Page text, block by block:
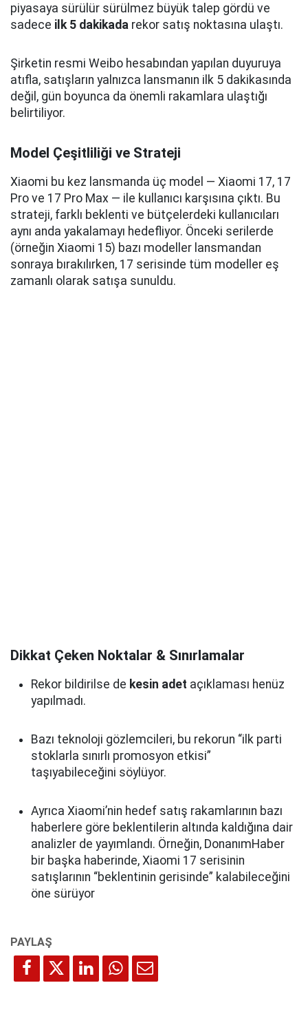
piyasaya sürülür sürülmez büyük talep gördü ve
sadece ilk 5 dakikada rekor satış noktasına ulaştı.
Şirketin resmi Weibo hesabından yapılan duyuruya
atıfla, satışların yalnızca lansmanın ilk 5 dakikasında
değil, gün boyunca da önemli rakamlara ulaştığı
belirtiliyor.
Model Çeşitliliği ve Strateji
Xiaomi bu kez lansmanda üç model — Xiaomi 17, 17
Pro ve 17 Pro Max — ile kullanıcı karşısına çıktı. Bu
strateji, farklı beklenti ve bütçelerdeki kullanıcıları
aynı anda yakalamayı hedefliyor. Önceki serilerde
(örneğin Xiaomi 15) bazı modeller lansmandan
sonraya bırakılırken, 17 serisinde tüm modeller eş
zamanlı olarak satışa sunuldu.
Dikkat Çeken Noktalar & Sınırlamalar
Rekor bildirilse de kesin adet açıklaması henüz
yapılmadı.
Bazı teknoloji gözlemcileri, bu rekorun “ilk parti
stoklarla sınırlı promosyon etkisi”
taşıyabileceğini söylüyor.
Ayrıca Xiaomi’nin hedef satış rakamlarının bazı
haberlere göre beklentilerin altında kaldığına dair
analizler de yayımlandı. Örneğin, DonanımHaber
bir başka haberinde, Xiaomi 17 serisinin
satışlarının “beklentinin gerisinde” kalabileceğini
öne sürüyor